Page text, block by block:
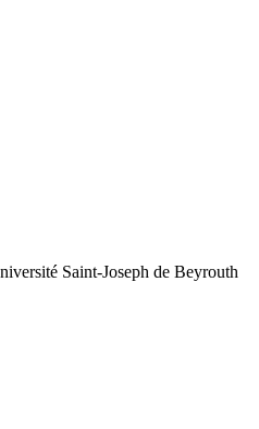
Saint-Joseph de Beyrouth